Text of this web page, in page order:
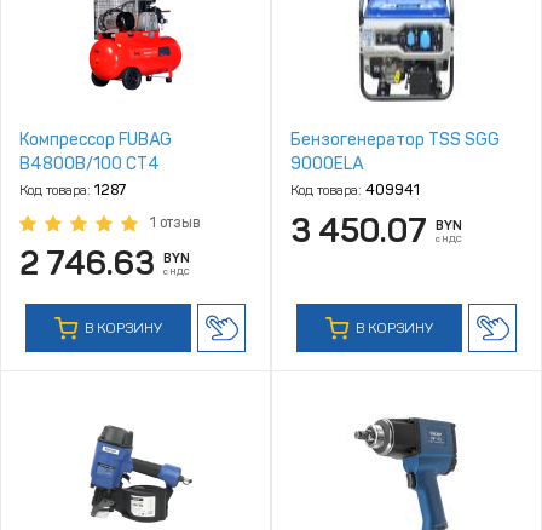
Компрессор FUBAG
B4800B/100 СТ4
Код товара: 1287
1 отзыв
2 746.63 BYN
с НДС
В КОРЗИНУ
Бензогенератор TSS SGG
9000ELA
Код товара: 409941
3 450.07 BYN
с НДС
В КОРЗИНУ